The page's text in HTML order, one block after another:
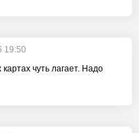
19:50
чуть лагает. Надо